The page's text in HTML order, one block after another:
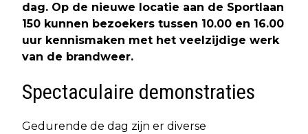
dag. Op de nieuwe locatie aan de Sportlaan
150 kunnen bezoekers tussen 10.00 en 16.00
uur kennismaken met het veelzijdige werk
van de brandweer.
Spectaculaire demonstraties
Gedurende de dag zijn er diverse